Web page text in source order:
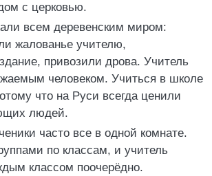
с церковью.
всем деревенским миром:
жалованье учителю,
привозили дрова. Учитель
человеком. Учиться в школе
что на Руси всегда ценили
людей.
часто все в одной комнате.
по классам, и учитель
классом поочерёдно.